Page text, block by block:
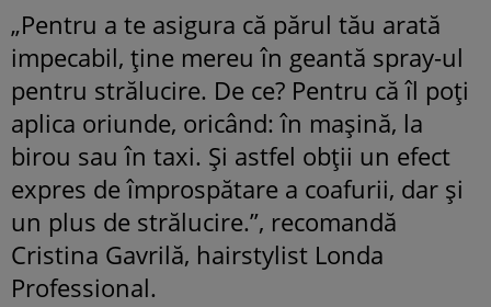
„Pentru a te asigura că părul tău arată
impecabil, ține mereu în geantă spray-ul
pentru strălucire. De ce? Pentru că îl poți
aplica oriunde, oricând: în mașină, la
birou sau în taxi. Și astfel obții un efect
expres de împrospătare a coafurii, dar și
un plus de strălucire.”, recomandă
Cristina Gavrilă, hairstylist Londa
Professional.